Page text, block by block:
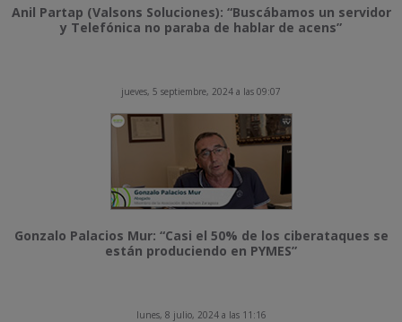
Anil Partap (Valsons Soluciones): “Buscábamos un servidor
y Telefónica no paraba de hablar de acens”
jueves, 5 septiembre, 2024 a las 09:07
Gonzalo Palacios Mur: “Casi el 50% de los ciberataques se
están produciendo en PYMES”
lunes, 8 julio, 2024 a las 11:16